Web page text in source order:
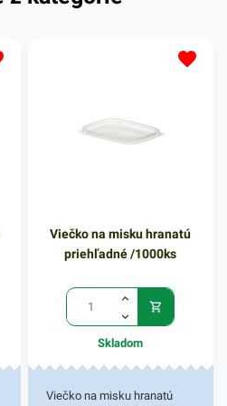
Viečko na misku hranatú
priehľadné /1000ks
Skladom
Viečko na misku hranatú